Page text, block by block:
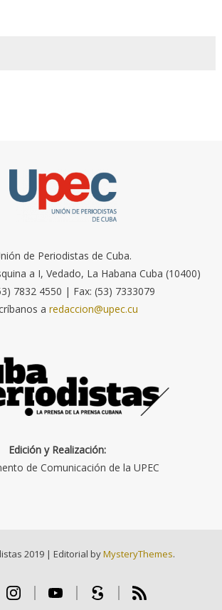
de Periodistas de Cuba.
a I, Vedado, La Habana Cuba (10400)
7832 4550 | Fax: (53) 7333079
a redaccion@upec.cu
Edición y Realización:
de Comunicación de la UPEC
2019 | Editorial byMysteryThemes.
Instagram Youtube Scribd RSS